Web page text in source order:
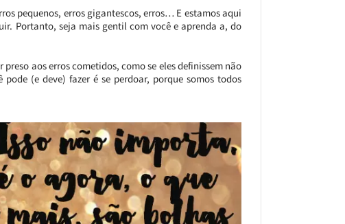
pequenos, erros gigantescos, erros… E estamos aqui
Portanto, seja mais gentil com você e aprenda a, do
aos erros cometidos, como se eles definissem não
(e deve) fazer é se perdoar, porque somos todos